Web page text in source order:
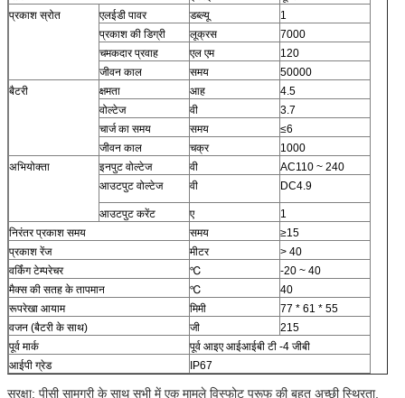
प्रकाश स्रोत
एलईडी पावर डब्ल्यू
1
प्रकाश की डिग्री
लूक्रस
7000
चमकदार प्रवाह
एल एम
120
जीवन काल
समय
50000
बैटरी
क्षमता आह
4.5
वोल्टेज
वी
3.7
चार्ज का समय
समय
≤6
जीवन काल
चक्र
1000
अभियोक्ता
इनपुट वोल्टेज वी
AC110 ~ 240
आउटपुट वोल्टेज
वी DC4.9
आउटपुट करेंट ए
1
निरंतर प्रकाश समय
समय
≥15
प्रकाश रेंज
मीटर
> 40
वर्किंग टेम्परेचर
℃
-20 ~ 40
मैक्स की सतह के तापमान
℃
40
रूपरेखा आयाम
मिमी
77 * 61 * 55
वजन (बैटरी के साथ)
जी
215
पूर्व मार्क
पूर्व आइए आईआईबी टी -4 जीबी
आईपी ​​ग्रेड
IP67
सुरक्षा: पीसी सामग्री के साथ सभी में एक मामले विस्फोट प्रूफ की बहुत अच्छी स्थिरता,